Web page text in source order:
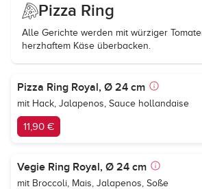
Pizza Ring
Alle Gerichte werden mit würziger
herzhaftem Käse überbacken.
Pizza Ring Royal, Ø 24 cm
mit Hack, Jalapenos, Sauce hollandaise
11,90 €
Vegie Ring Royal, Ø 24 cm
mit Broccoli, Mais, Jalapenos, Soße